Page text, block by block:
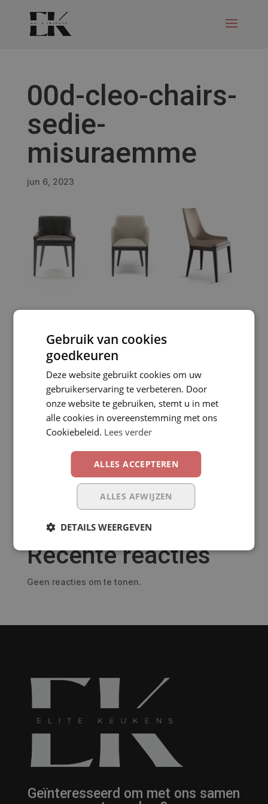
00d-cleo-chairs-
sedie-
misuraemme
jun 6, 2023
Recente berichten
Opendeurdagen 7 en 8 september 2024
Recente reacties
Geen reacties om te tonen.
Geïnteresseerd om met ons samen
Gebruik van cookies
goedkeuren
Deze website gebruikt cookies om uw
gebruikerservaring te verbeteren. Door
onze website te gebruiken, stemt u in met
alle cookies in overeenstemming met ons
Cookiebeleid. Lees verder
ALLES ACCEPTEREN
ALLES AFWIJZEN
DETAILS WEERGEVEN